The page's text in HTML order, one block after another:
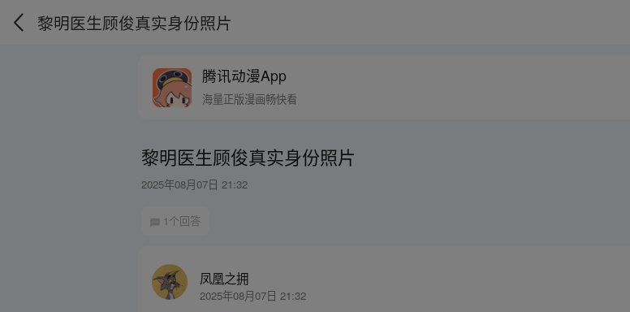
黎明医生顾俊真实身份照片
腾讯动漫App
海量正版漫画畅快看
黎明医生顾俊真实身份照片
2025年08月07日 21:32
1个回答
凤凰之拥
2025年08月07日 21:32